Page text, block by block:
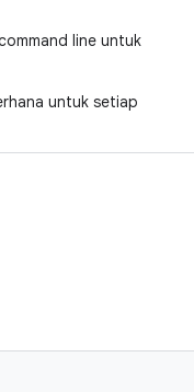
line untuk
untuk setiap